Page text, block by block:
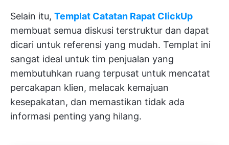
Selain itu, Templat Catatan Rapat ClickUp
membuat semua diskusi terstruktur dan dapat
dicari untuk referensi yang mudah. Templat ini
sangat ideal untuk tim penjualan yang
membutuhkan ruang terpusat untuk mencatat
percakapan klien, melacak kemajuan
kesepakatan, dan memastikan tidak ada
informasi penting yang hilang.